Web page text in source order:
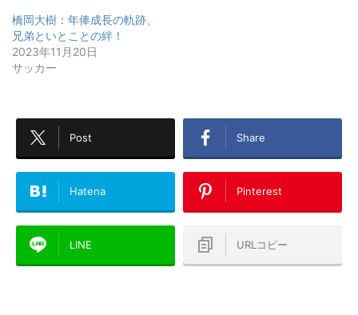
橋岡大樹：年俸成長の軌跡、
兄弟といとことの絆！
2023年11月20日
サッカー
Post Share
Hatena Pinterest
LINE URLコピー